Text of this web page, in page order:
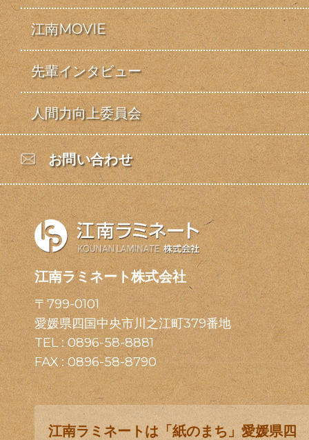
江南MOVIE
先輩インタビュー
人間力向上委員会
お問い合わせ
江南ラミネート株式会社
〒799-0101
愛媛県四国中央市川之江町379番地
TEL :0896-58-8881
FAX : 0896-58-8790
江南ラミネートは「紙のまち」愛媛県四